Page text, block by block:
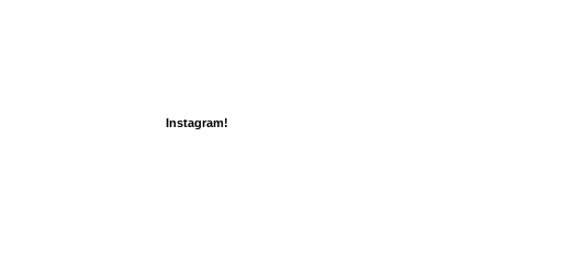
Instagram!